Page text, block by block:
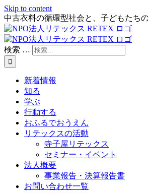
Skip to content
中古衣料の循環型社会と、子どもたち
検索 …
新着情報
知る
学ぶ
行動する
おふるでおうえん
リテックスの活動
寺子屋リテックス
セミナー・イベント
法人概要
事業報告・決算報告書
お問い合わせ一覧